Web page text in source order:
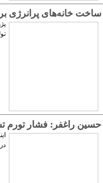
ساخت خانه‌های پرانرژی
حسین راغفر: فشار تورم